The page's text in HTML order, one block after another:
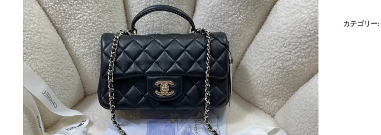
カテゴリー: